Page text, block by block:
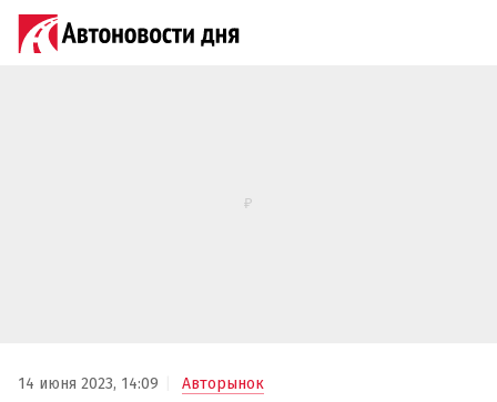
14 июня 2023, 14:09 Авторынок